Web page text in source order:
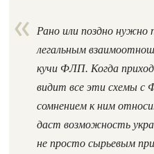
Рано или поздно нужно
легальным
кучи ФЛП. Когда
видит все эти схемы
сомнением к ним
даст возможность
не просто сырьевым